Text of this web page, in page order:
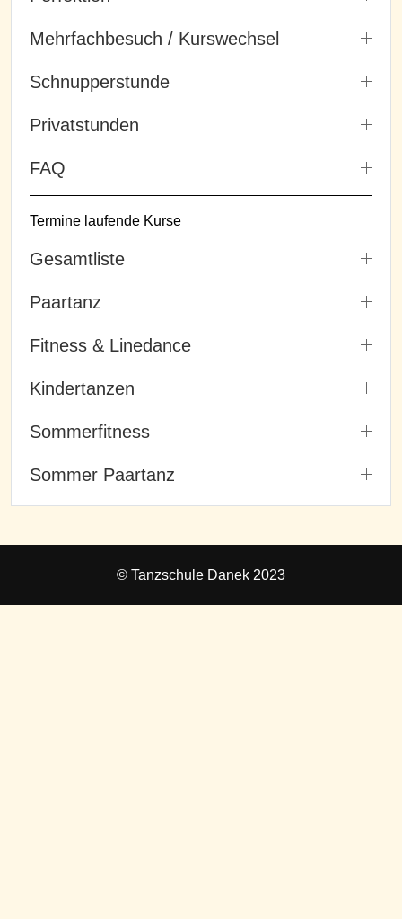
Mehrfachbesuch / Kurswechsel
Schnupperstunde
Privatstunden
FAQ
Termine laufende Kurse
Gesamtliste
Paartanz
Fitness & Linedance
Kindertanzen
Sommerfitness
Sommer Paartanz
© Tanzschule Danek 2023